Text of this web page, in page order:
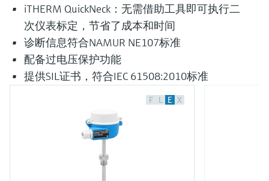
iTHERM QuickNeck：无需借助工具即可执行二
次仪表标定，节省了成本和时间
诊断信息符合NAMUR NE107标准
配备过电压保护功能
提供SIL证书，符合IEC 61508:2010标准
F L E X